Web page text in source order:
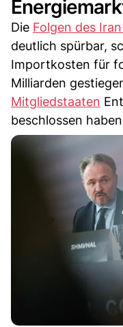
Die Folgen des
deutlich spürbar,
Importkosten für
Milliarden
Mitgliedstaaten
beschlossen